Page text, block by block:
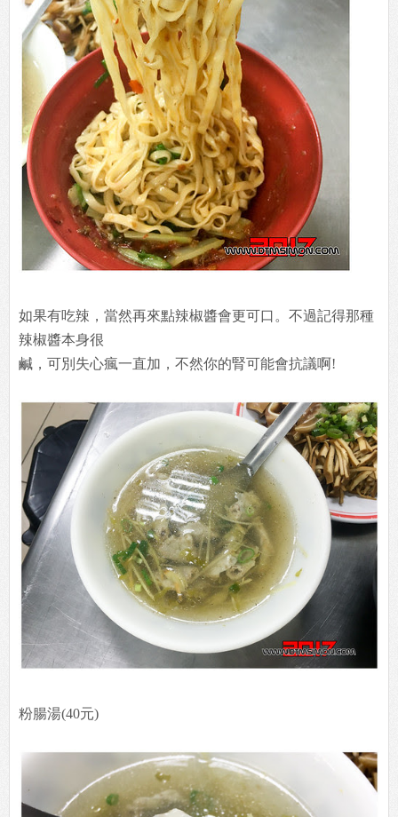
如果有吃辣，當然再來點辣椒醬會更可口。不過記得那種
辣椒醬本身很
鹹，可別失心瘋一直加，不然你的腎可能會抗議啊!
粉腸湯(40元)